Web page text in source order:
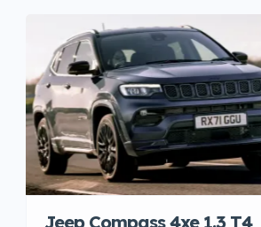
Jeep Compass 4xe 1.3 T4